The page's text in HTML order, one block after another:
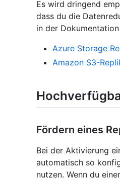
Es wird dringend
dass du die
in der
Azure Storage
Amazon S3-
Fördern eines
Bei der Aktivierung
automatisch so
nutzen. Wenn du